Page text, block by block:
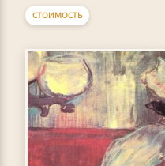
СТОИМОСТЬ